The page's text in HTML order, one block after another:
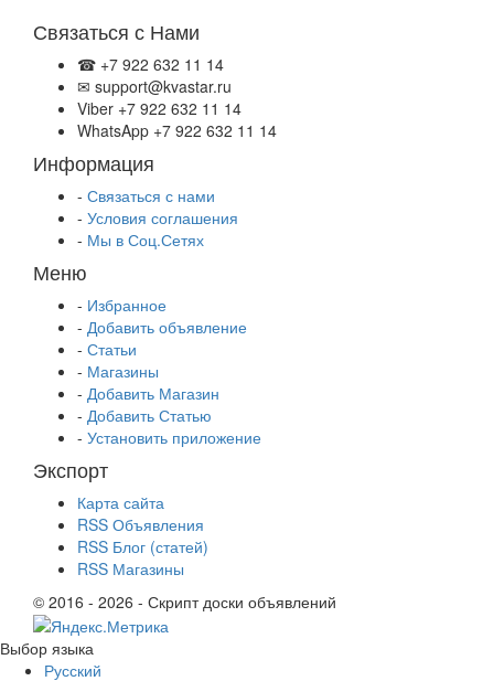
Связаться с Нами
☎ +7 922 632 11 14
✉ support@kvastar.ru
Viber +7 922 632 11 14
WhatsApp +7 922 632 11 14
Информация
- Связаться с нами
- Условия соглашения
- Мы в Соц.Сетях
Меню
- Избранное
- Добавить объявление
- Статьи
- Магазины
- Добавить Магазин
- Добавить Статью
- Установить приложение
Экспорт
Карта сайта
RSS Объявления
RSS Блог (статей)
RSS Магазины
© 2016 - 2026 - Скрипт доски объявлений
Выбор языка
Русский